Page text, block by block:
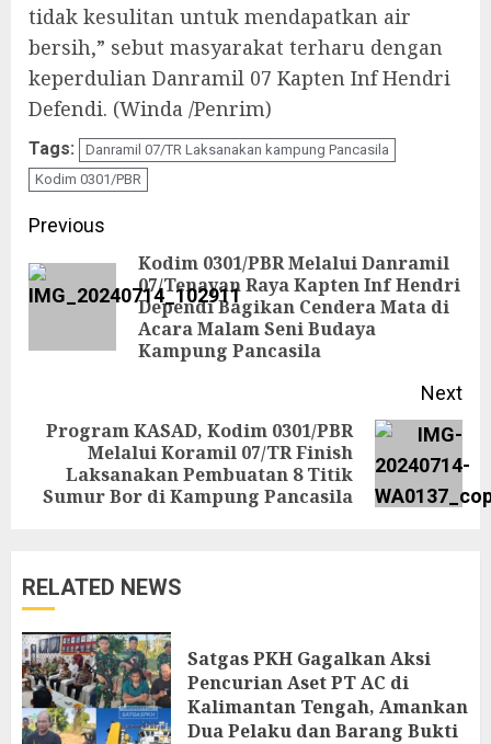
tidak kesulitan untuk mendapatkan air
bersih,” sebut masyarakat terharu dengan
keperdulian Danramil 07 Kapten Inf Hendri
Defendi. (Winda /Penrim)
Tags:
Danramil 07/TR Laksanakan kampung Pancasila
Kodim 0301/PBR
Continue
Reading
Previous
Kodim 0301/PBR Melalui Danramil
07/Tenayan Raya Kapten Inf Hendri
Dependi Bagikan Cendera Mata di
Acara Malam Seni Budaya
Kampung Pancasila
Next
post:
Program KASAD, Kodim 0301/PBR
Melalui Koramil 07/TR Finish
Laksanakan Pembuatan 8 Titik
Sumur Bor di Kampung Pancasila
RELATED NEWS
Satgas PKH Gagalkan Aksi
Pencurian Aset PT AC di
Kalimantan Tengah, Amankan
Dua Pelaku dan Barang Bukti